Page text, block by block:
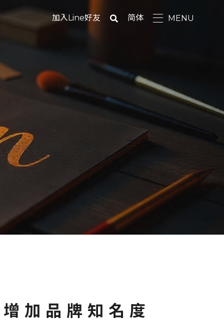
加入Line好友 简体 MENU
加品牌知名度